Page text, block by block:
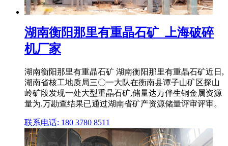
湖南衡阳那里有重晶石矿_上海破碎
机厂家
湖南衡阳那里有重晶石矿 湖南衡阳那里有重晶石矿近日,
湖南省核工地质局三〇一大队在衡南县谭子山矿区探山
岭矿段发现一处大型重晶石矿,储量达万伴生铜金属资源
量为.万勘查结果已通过湖南省矿产资源储量评审评审。
联系电话: 180 3780 8511